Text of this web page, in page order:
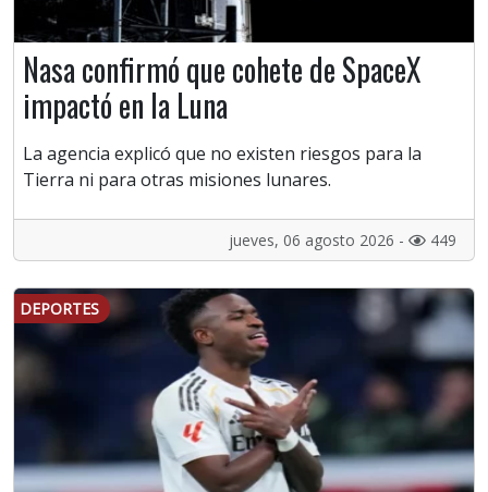
Nasa confirmó que cohete de SpaceX
impactó en la Luna
La agencia explicó que no existen riesgos para la
Tierra ni para otras misiones lunares.
jueves, 06 agosto 2026 - 449
DEPORTES